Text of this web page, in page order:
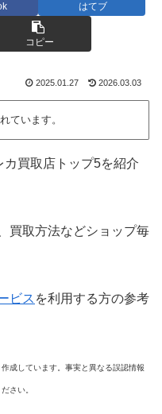
はてブ
コピー
2025.01.27 2026.03.03
ています。
カ買取店トップ5を紹介
買取方法などショップ毎
ビス を利用する方の参考
作成しています。事実と異なる誤認情報
さい。